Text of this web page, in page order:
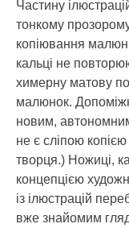
Частину
тонкому
копіювання
кальці не
химерну матову
малюнок.
новим,
не є сліпою
творця.) Ножиці,
концепцією
із ілюстрацій
вже знайомим